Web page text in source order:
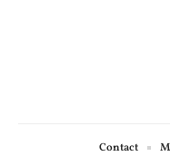
Contact